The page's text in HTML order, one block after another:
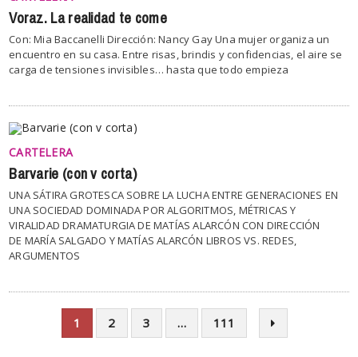
Voraz. La realidad te come
Con: Mia Baccanelli Dirección: Nancy Gay Una mujer organiza un
encuentro en su casa. Entre risas, brindis y confidencias, el aire se
carga de tensiones invisibles… hasta que todo empieza
CARTELERA
Barvarie (con v corta)
UNA SÁTIRA GROTESCA SOBRE LA LUCHA ENTRE GENERACIONES EN
UNA SOCIEDAD DOMINADA POR ALGORITMOS, MÉTRICAS Y
VIRALIDAD DRAMATURGIA DE MATÍAS ALARCÓN CON DIRECCIÓN
DE MARÍA SALGADO Y MATÍAS ALARCÓN LIBROS VS. REDES,
ARGUMENTOS
1 2 3 … 111